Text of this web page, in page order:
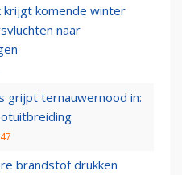
krijgt komende winter
naar
grijpt ternauwernood in:
brandstof drukken